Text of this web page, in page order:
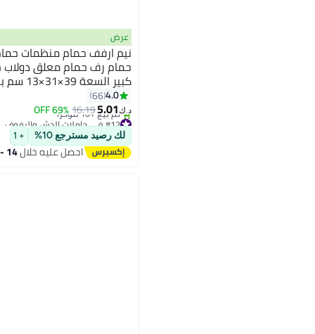
عرض
نيم ارفف حمام منظمات
حمام رف حمام معلق
كبير
والمكياج بمقاومة الغبار
خطاطيف و أرفف قابلة للتعديل
4.0
66
د.ك‏5.01
16.19
69% OFF
#12 في حاملات الدش والرفوف
أقل سعر في 7 يوم
تم بيع +10 مؤخرًا
#12 في حاملات الدش والرفوف
لك رصيد مسترجع 10% + 1
احصل عليه خلال14 - 15 اغسطس